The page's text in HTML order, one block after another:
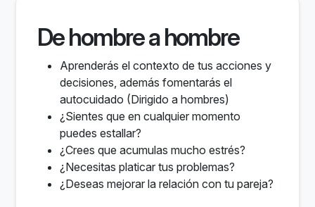
De hombre a hombre
Aprenderás el contexto de tus acciones y
decisiones, además fomentarás el
autocuidado (Dirigido a hombres)
¿Sientes que en cualquier momento
puedes estallar?
¿Crees que acumulas mucho estrés?
¿Necesitas platicar tus problemas?
¿Deseas mejorar la relación con tu pareja?